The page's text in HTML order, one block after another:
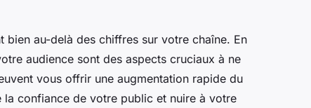
au-delà des chiffres sur votre chaîne. En
audience sont des aspects cruciaux à ne
vous offrir une augmentation rapide du
confiance de votre public et nuire à votre